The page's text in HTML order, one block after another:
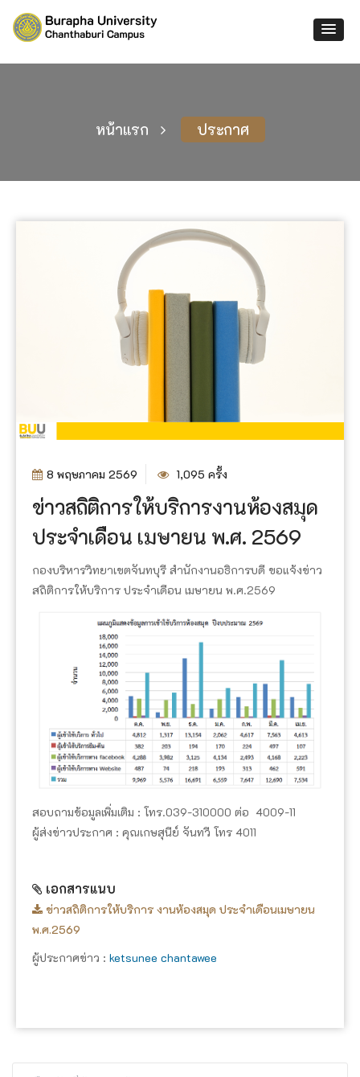
หน้าแรก ประกาศ
8 พฤษภาคม 2569 1,095 ครั้ง
ข่าวสถิติการให้บริการงานห้องสมุด
ประจำเดือน เมษายน พ.ศ. 2569
กองบริหารวิทยาเขตจันทบุรี สำนักงานอธิการบดี ขอแจ้งข่าว
สถิติการให้บริการ ประจำเดือน เมษายน พ.ศ.2569
สอบถามข้อมูลเพิ่มเติม : โทร.039-310000 ต่อ 4009-11
ผู้ส่งข่าวประกาศ : คุณเกษสุนีย์ จันทวี โทร 4011
เอกสารแนบ
ข่าวสถิติการให้บริการ งานห้องสมุด ประจำเดือนเมษายน
พ.ศ.2569
ผู้ประกาศข่าว : ketsunee chantawee